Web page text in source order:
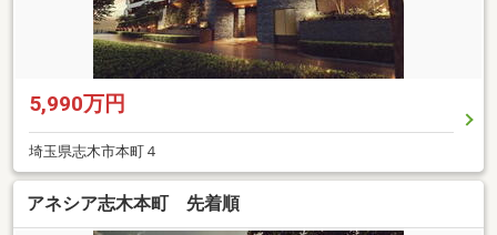
5,990万円
埼玉県志木市本町４
アネシア志木本町 先着順